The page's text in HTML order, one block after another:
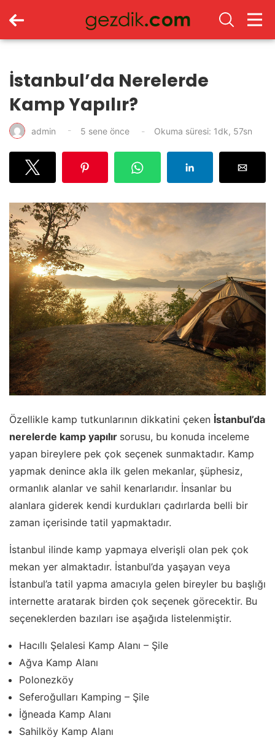
İstanbul’da Nerelerde
Kamp Yapılır?
admin 5 sene önce Okuma süresi: 1dk, 57sn
Özellikle kamp tutkunlarının dikkatini çeken İstanbul’da
nerelerde kamp yapılır sorusu, bu konuda inceleme
yapan bireylere pek çok seçenek sunmaktadır. Kamp
yapmak denince akla ilk gelen mekanlar, şüphesiz,
ormanlık alanlar ve sahil kenarlarıdır. İnsanlar bu
alanlara giderek kendi kurdukları çadırlarda belli bir
zaman içerisinde tatil yapmaktadır.
İstanbul ilinde kamp yapmaya elverişli olan pek çok
mekan yer almaktadır. İstanbul’da yaşayan veya
İstanbul’a tatil yapma amacıyla gelen bireyler bu başlığı
internette aratarak birden çok seçenek görecektir. Bu
seçeneklerden bazıları ise aşağıda listelenmiştir.
Hacıllı Şelalesi Kamp Alanı – Şile
Ağva Kamp Alanı
Polonezköy
Seferoğulları Kamping – Şile
İğneada Kamp Alanı
Sahilköy Kamp Alanı